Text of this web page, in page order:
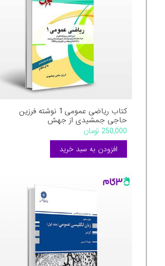
کتاب ریاضی عمومی 1 نوشته فرزین
حاجی جمشیدی از جهش
250,000 تومان